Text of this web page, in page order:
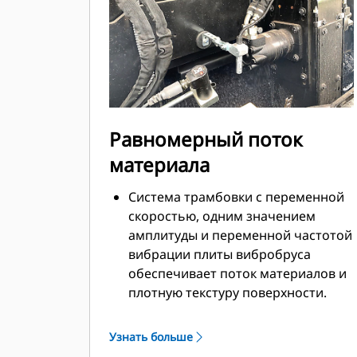
Глубина укладки до 300 мм (12
дюймов) позволяет выполнять
работы по укладке щебня.
Равномерный поток
материала
Система трамбовки с переменной
скоростью, одним значением
амплитуды и переменной частотой
вибрации плиты вибробруса
обеспечивает поток материалов и
плотную текстуру поверхности.
и короткая передняя часть
Узнать больше